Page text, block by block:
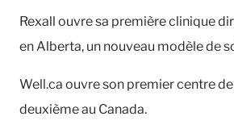
Rexall ouvre sa première clinique
en Alberta, un nouveau modèle de
Well.ca ouvre son premier centre
deuxième au Canada.